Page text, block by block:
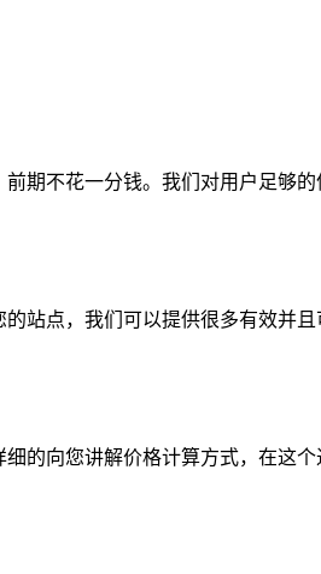
期不花一分钱。我们对用户足够的
站点，我们可以提供很多有效并
的向您讲解价格计算方式，在这